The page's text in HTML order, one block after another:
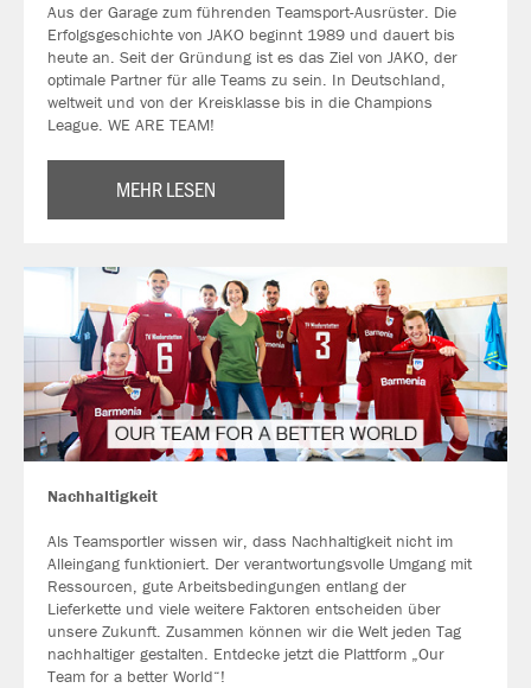
Aus der Garage zum führenden Teamsport-Ausrüster. Die
Erfolgsgeschichte von JAKO beginnt 1989 und dauert bis
heute an. Seit der Gründung ist es das Ziel von JAKO, der
optimale Partner für alle Teams zu sein. In Deutschland,
weltweit und von der Kreisklasse bis in die Champions
League. WE ARE TEAM!
MEHR LESEN
Nachhaltigkeit
Als Teamsportler wissen wir, dass Nachhaltigkeit nicht im
Alleingang funktioniert. Der verantwortungsvolle Umgang mit
Ressourcen, gute Arbeitsbedingungen entlang der
Lieferkette und viele weitere Faktoren entscheiden über
unsere Zukunft. Zusammen können wir die Welt jeden Tag
nachhaltiger gestalten. Entdecke jetzt die Plattform „Our
Team for a better World“!